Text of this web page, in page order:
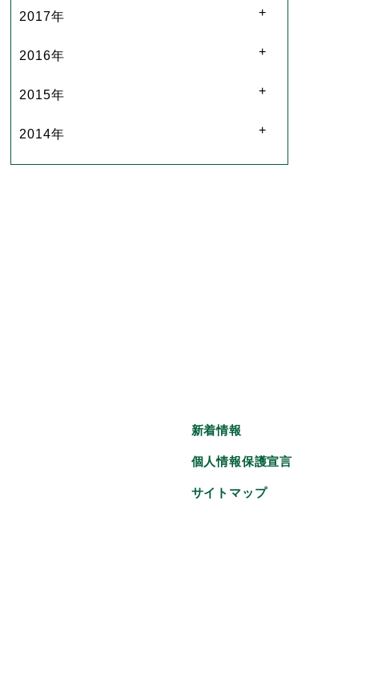
2017年
2016年
2015年
2014年
新着情報
個人情報保護宣言
サイトマップ